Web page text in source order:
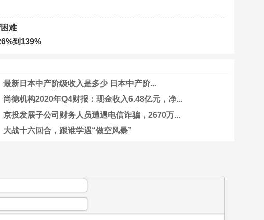
难
到139%
最新日本中产阶级收入是多少 日本中产阶...
尚德机构2020年Q4财报：现金收入6.48亿元，净...
京投发展子公司财务人员遭遇电信诈骗，2670万...
大战十六回合，跟谁学遇“做空风暴”